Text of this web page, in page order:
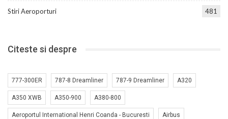
Stiri Aeroporturi 481
Citeste si despre
777-300ER 787-8 Dreamliner 787-9 Dreamliner A320
A350 XWB A350-900 A380-800
Aeroportul International Henri Coanda - Bucuresti Airbus